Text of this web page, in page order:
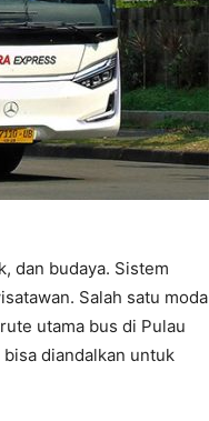
dan budaya. Sistem
Salah satu moda
utama bus di Pulau
diandalkan untuk